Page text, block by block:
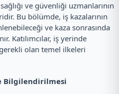
ve güvenliği uzmanlarının
Bu bölümde, iş kazalarının
ve kaza sonrasında
Katılımcılar, iş yerinde
olan temel ilkeleri
Bilgilendirilmesi